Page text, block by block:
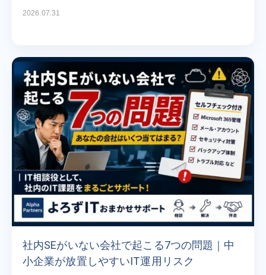
2026.07.31
社内SEがいない会社で起こる7つの問題｜中
小企業が放置しやすいIT運用リスク